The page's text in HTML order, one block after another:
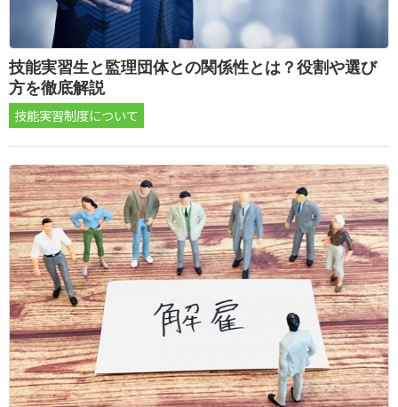
技能実習生と監理団体との関係性とは？役割や選び
方を徹底解説
技能実習制度について